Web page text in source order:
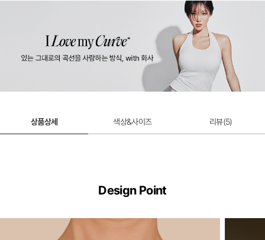
상품상세 색상&사이즈 리뷰(5)
Design Point